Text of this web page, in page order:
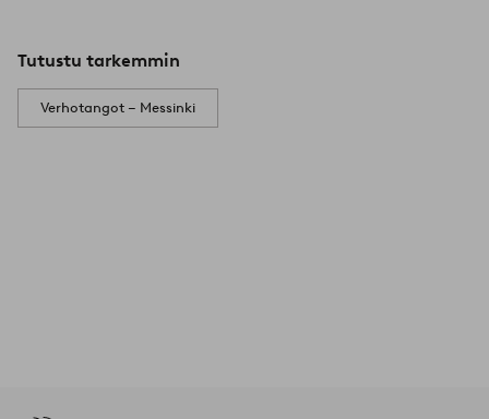
Tutustu tarkemmin
Verhotangot – Messinki